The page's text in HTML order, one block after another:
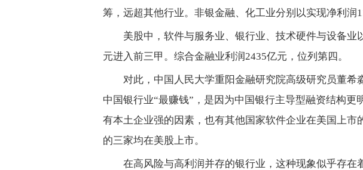
筹，远超其他行业。非银金融、化工业分别以实现净利润
美股中，软件与服务业、银行业、技术硬件与设备业
元进入前三甲。综合金融业利润2435亿元，位列第四。
对此，中国人民大学重阳金融研究院高级研究员董希
中国银行业“最赚钱”，是因为中国银行主导型融资结构
有本土企业强的因素，也有其他国家软件企业在美国上市
的三家均在美股上市。
在高风险与高利润并存的银行业，这种现象似乎存在